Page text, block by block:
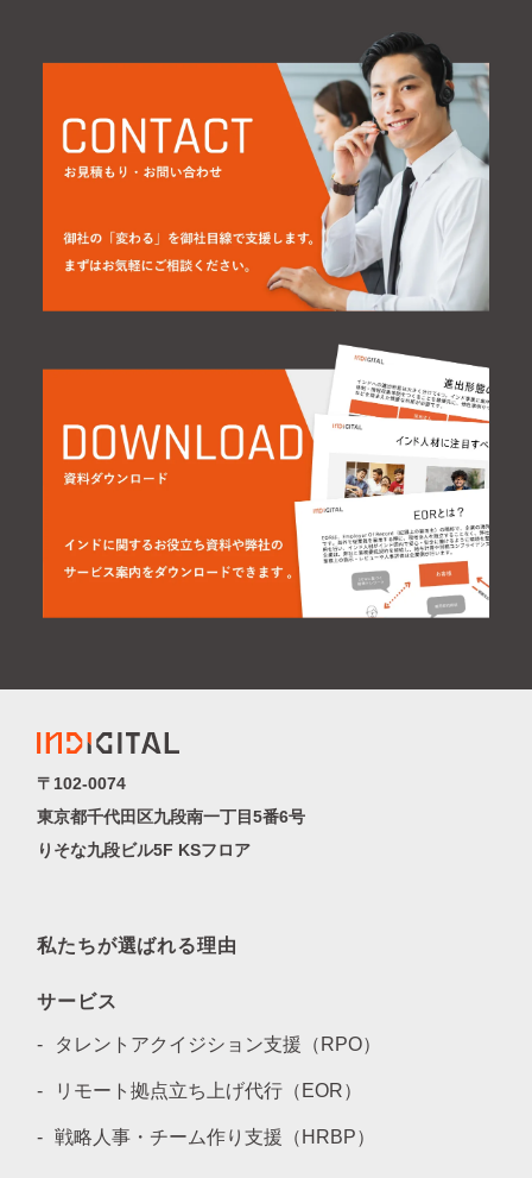
〒102-0074
東京都千代田区九段南一丁目5番6号
りそな九段ビル5F KSフロア
私たちが選ばれる理由
サービス
タレントアクイジション支援（RPO）
リモート拠点立ち上げ代行（EOR）
戦略人事・チーム作り支援（HRBP）